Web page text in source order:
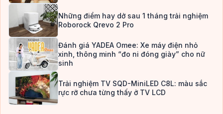
Những điểm hay dở sau 1 tháng trải nghiệm
Roborock Qrevo 2 Pro
Đánh giá YADEA Omee: Xe máy điện nhỏ
xinh, thông minh “đo ni đóng giày” cho nữ
sinh
Trải nghiệm TV SQD-MiniLED C8L: màu sắc
rực rỡ chưa từng thấy ở TV LCD